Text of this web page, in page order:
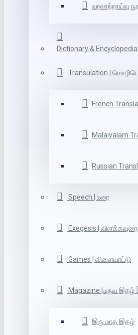
வரலாற்றாய்வு
Dictionary &
Transulation |
French
Malaiyalam
Russian
Speech | உரை
Exegesis | விளக்கவுரை
Games | விளையாட்டு
Magazine |பருவ இதழ்
இரு மாத இதழ்